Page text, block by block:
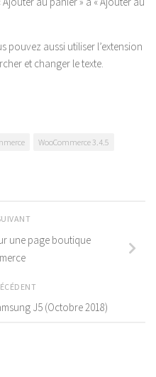
pouvez aussi utiliser l’extension
et changer le texte.
WooCommerce 3.4.5
une page boutique
J5 (Octobre 2018)